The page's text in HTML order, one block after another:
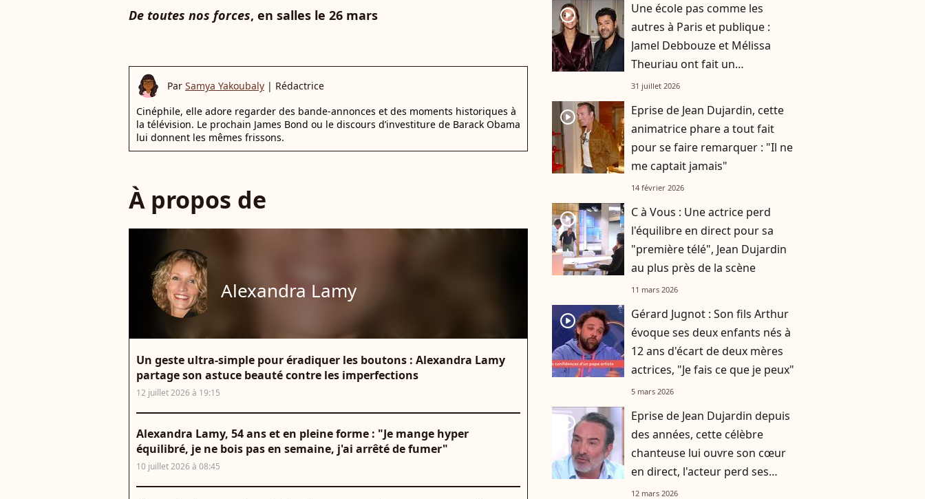
De toutes nos forces, en salles le 26 mars
Par Samya Yakoubaly | Rédactrice
Cinéphile, elle adore regarder des bande-annonces et des moments historiques à
la télévision. Le prochain James Bond ou le discours d’investiture de Barack Obama
lui donnent les mêmes frissons.
À propos de
Alexandra Lamy
Un geste ultra-simple pour éradiquer les boutons : Alexandra Lamy
partage son astuce beauté contre les imperfections
12 juillet 2026 à 19:15
Alexandra Lamy, 54 ans et en pleine forme : "Je mange hyper
équilibré, je ne bois pas en semaine, j'ai arrêté de fumer"
10 juillet 2026 à 08:45
player2
Une école pas comme les
autres à Paris et publique :
Jamel Debbouze et Mélissa
Theuriau ont fait un
compromis pour leurs enfants
31 juillet 2026
player2
Eprise de Jean Dujardin, cette
animatrice phare a tout fait
pour se faire remarquer : "Il ne
me captait jamais"
14 février 2026
player2
C à Vous : Une actrice perd
l'équilibre en direct pour sa
"première télé", Jean Dujardin
au plus près de la scène
11 mars 2026
player2
Gérard Jugnot : Son fils Arthur
évoque ses deux enfants nés à
12 ans d'écart de deux mères
actrices, "Je fais ce que je peux"
5 mars 2026
player2
Eprise de Jean Dujardin depuis
des années, cette célèbre
chanteuse lui ouvre son cœur
en direct, l'acteur perd ses
moyens
12 mars 2026